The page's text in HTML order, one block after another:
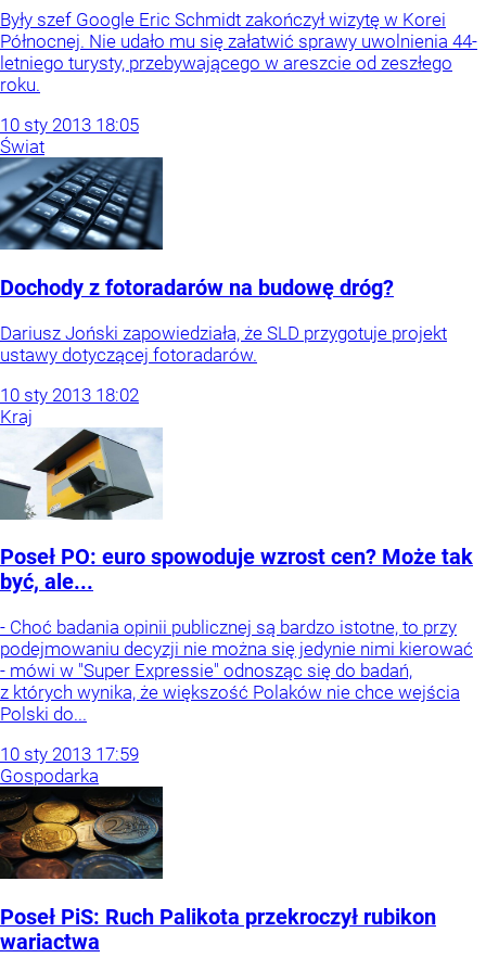
Były szef Google Eric Schmidt zakończył wizytę w Korei
Północnej. Nie udało mu się załatwić sprawy uwolnienia 44-
letniego turysty, przebywającego w areszcie od zeszłego
roku.
10 sty 2013 18:05
Świat
Dochody z fotoradarów na budowę dróg?
Dariusz Joński zapowiedziała, że SLD przygotuje projekt
ustawy dotyczącej fotoradarów.
10 sty 2013 18:02
Kraj
Poseł PO: euro spowoduje wzrost cen? Może tak
być, ale...
- Choć badania opinii publicznej są bardzo istotne, to przy
podejmowaniu decyzji nie można się jedynie nimi kierować
- mówi w "Super Expressie" odnosząc się do badań,
z których wynika, że większość Polaków nie chce wejścia
Polski do...
10 sty 2013 17:59
Gospodarka
Poseł PiS: Ruch Palikota przekroczył rubikon
wariactwa